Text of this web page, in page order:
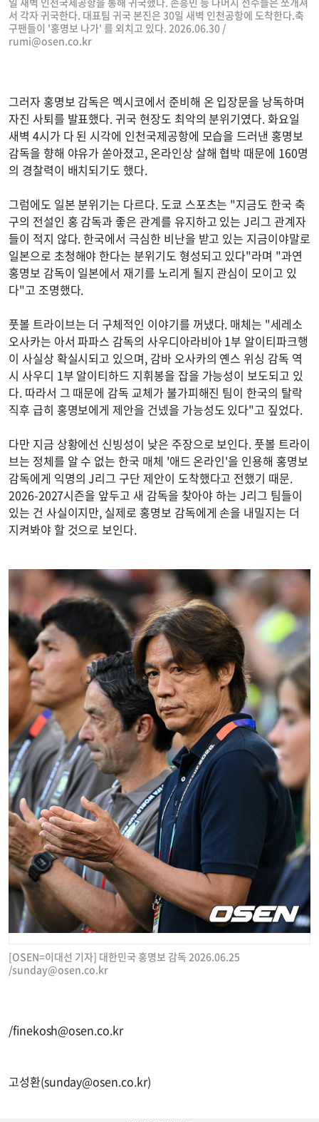
서 각자 귀국한다. 대표팀 귀국 본진은 30일 새벽 인천공항에 도착한다.축
구팬들이 '홍명보 나가' 를 외치고 있다. 2026.06.30 /
rumi@osen.co.kr
그러자 홍명보 감독은 멕시코에서 준비해 온 입장문을 낭독하며
자진 사퇴를 발표했다. 귀국 현장도 최악의 분위기였다. 화요일
새벽 4시가 다 된 시각에 인천국제공항에 모습을 드러낸 홍명보
감독을 향해 야유가 쏟아졌고, 온라인상 살해 협박 때문에 160명
의 경찰력이 배치되기도 했다.
그럼에도 일본 분위기는 다르다. 도쿄 스포츠는 "지금도 한국 축
구의 전설인 홍 감독과 좋은 관계를 유지하고 있는 J리그 관계자
들이 적지 않다. 한국에서 극심한 비난을 받고 있는 지금이야말로
일본으로 초청해야 한다는 분위기도 형성되고 있다"라며 "과연
홍명보 감독이 일본에서 재기를 노리게 될지 관심이 모이고 있
다"고 조명했다.
풋볼 트라이브는 더 구체적인 이야기를 꺼냈다. 매체는 "세레소
오사카는 아서 파파스 감독의 사우디아라비아 1부 알이티파크행
이 사실상 확실시되고 있으며, 감바 오사카의 옌스 위싱 감독 역
시 사우디 1부 알이티하드 지휘봉을 잡을 가능성이 보도되고 있
다. 따라서 그 때문에 감독 교체가 불가피해진 팀이 한국의 탈락
직후 급히 홍명보에게 제안을 건넸을 가능성도 있다"고 짚었다.
다만 지금 상황에선 신빙성이 낮은 주장으로 보인다. 풋볼 트라이
브는 정체를 알 수 없는 한국 매체 '애드 온라인'을 인용해 홍명보
감독에게 익명의 J리그 구단 제안이 도착했다고 전했기 때문.
2026-2027시즌을 앞두고 새 감독을 찾아야 하는 J리그 팀들이
있는 건 사실이지만, 실제로 홍명보 감독에게 손을 내밀지는 더
지켜봐야 할 것으로 보인다.
[OSEN=이대선 기자] 대한민국 홍명보 감독 2026.06.25
/sunday@osen.co.kr
/finekosh@osen.co.kr
고성환(sunday@osen.co.kr)